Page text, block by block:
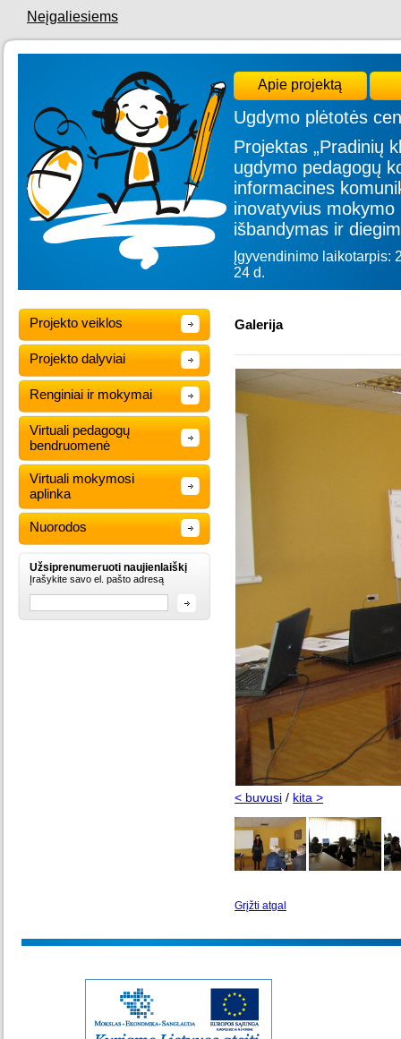
Neįgaliesiems
Apie projektą
Ugdymo plėtotės
Projektas „Pradinių
ugdymo pedagogų
informacines
inovatyvius
išbandymas ir
Įgyvendinimo laikotarpis:
24 d.
Projekto veiklos
Projekto dalyviai
Renginiai ir mokymai
Virtuali pedagogų
bendruomenė
Virtuali mokymosi
aplinka
Nuorodos
Užsiprenumeruoti naujienlaiškį
Įrašykite savo el. pašto adresą
Galerija
< buvusi / kita >
Grįžti atgal